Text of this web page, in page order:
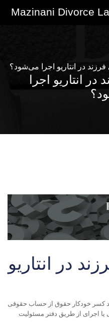
در انتاریو اجرا می‌شود؟
انتاریو اجرا
در انتاریو
کسر خودکار حقوق از حساب حقوقی
اجرای از طریق دفتر مسئولیت